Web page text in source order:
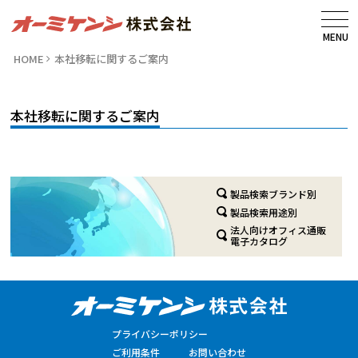
MENU
HOME 本社移転に関するご案内
本社移転に関するご案内
製品検索ブランド別
製品検索用途別
法人向けオフィス通販
電子カタログ
プライバシーポリシー
ご利用条件
お問い合わせ